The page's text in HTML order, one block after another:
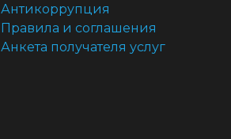
Антикоррупция
Правила и соглашения
Анкета получателя услуг